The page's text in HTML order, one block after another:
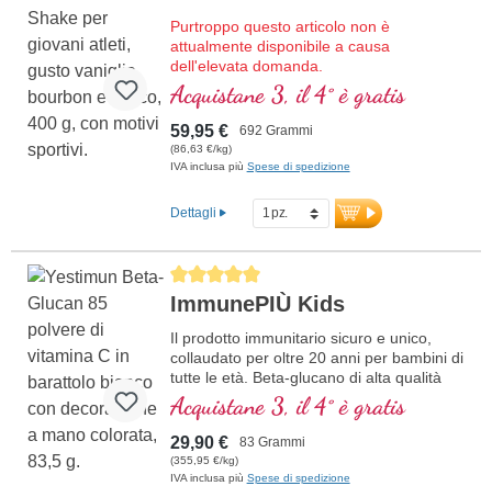
Purtroppo questo articolo non è
attualmente disponibile a causa
dell'elevata domanda.
Frappe proteico di alta qualità con tutti gli
aminoacidi essenziali (EAA) e aminoacidi
muscolari (BCAA), arricchito con creatina,
D-ribose (zucchero muscolare) e acetil-L-
carnitina, collagene, i coralli Sango
calcio e vitamina D per ossa forti. Senza
dolcificanti e aromi artificiali, con vaniglia
prodotto in Germania.
Ulteriori informazioni su Young
Acquistane 3, il 4° è gratis
59,95 € 692 Grammi
(86,63 €/kg)
IVA inclusa più Spese di spedizione
Dettagli
Average rating of 5 out of 5 stars
ImmunePIÙ Kids
Il prodotto immunitario sicuro e unico,
collaudato per oltre 20 anni per bambini di
tutte le età. Beta-glucano di alta qualità
prodotto in Germania con il massimo
grado di purezza. Polvere di ciliegia
Acerola biologica come fonte ottimale
naturale di vitamina C e inulina biologica.
Buon sapore senza additivi, può essere
Acquistane 3, il 4° è gratis
29,90 € 83 Grammi
(355,95 €/kg)
IVA inclusa più Spese di spedizione